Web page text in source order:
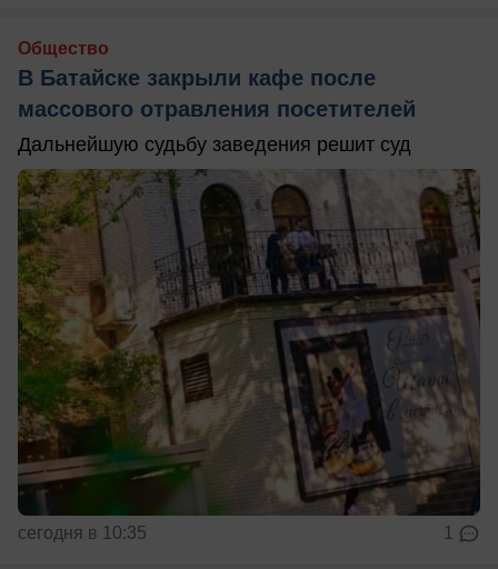
Общество
В Батайске закрыли кафе после
массового отравления посетителей
Дальнейшую судьбу заведения решит суд
сегодня в 10:35 1